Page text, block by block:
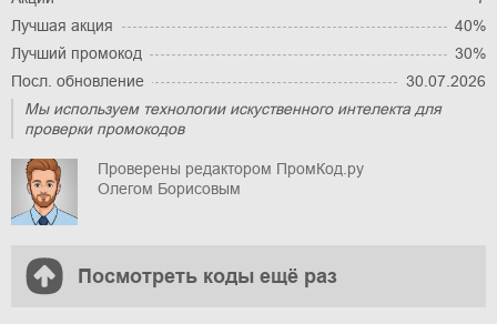
Лучшая акция
40%
Лучший промокод
30%
Посл. обновление
30.07.2026
Мы используем технологии искуственного интелекта для
проверки промокодов
Проверены редактором ПромКод.ру
Олегом Борисовым
Посмотреть коды ещё раз